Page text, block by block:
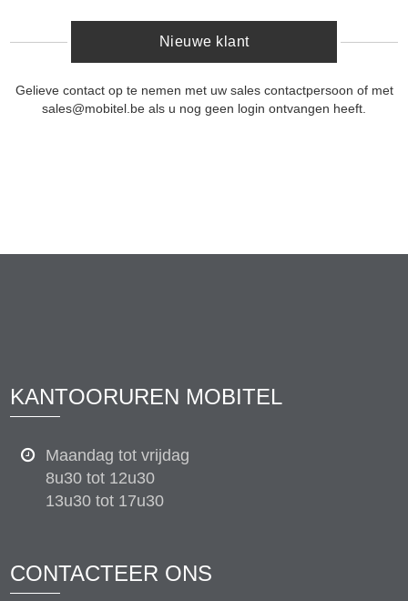
Nieuwe klant
Gelieve contact op te nemen met uw sales contactpersoon of met
sales@mobitel.be als u nog geen login ontvangen heeft.
KANTOORUREN MOBITEL
Maandag tot vrijdag
8u30 tot 12u30
13u30 tot 17u30
CONTACTEER ONS